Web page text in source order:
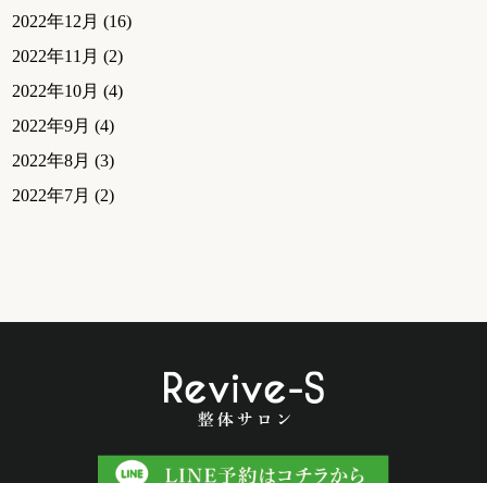
2022年12月 (16)
2022年11月 (2)
2022年10月 (4)
2022年9月 (4)
2022年8月 (3)
2022年7月 (2)